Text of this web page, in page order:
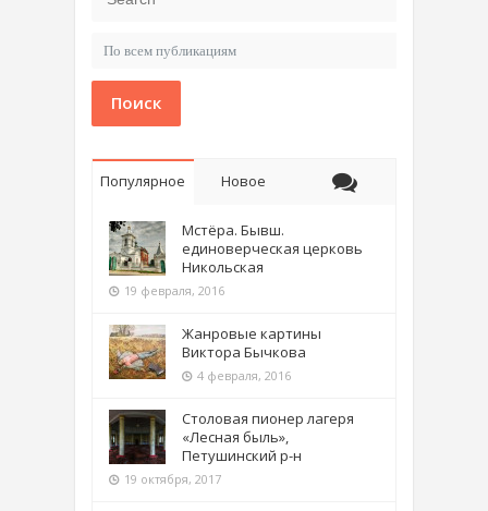
Поиск
Популярное Новое
Мстёра. Бывш.
единоверческая церковь
Никольская
19 февраля, 2016
Жанровые картины
Виктора Бычкова
4 февраля, 2016
Столовая пионер лагеря
«Лесная быль»,
Петушинский р-н
19 октября, 2017